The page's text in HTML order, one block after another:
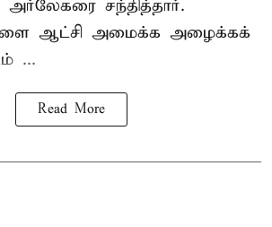
சந்தித்தார்.
ஆட்சி அமைக்க அழைக்கக்
...
Read More